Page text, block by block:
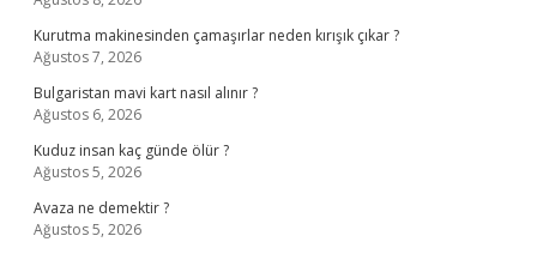
Kurutma makinesinden çamaşırlar neden kırışık çıkar ?
Ağustos 7, 2026
Bulgaristan mavi kart nasıl alınır ?
Ağustos 6, 2026
Kuduz insan kaç günde ölür ?
Ağustos 5, 2026
Avaza ne demektir ?
Ağustos 5, 2026